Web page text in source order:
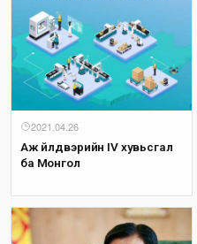
2021.04.26
Аж үйлдвэрийн IV хувьсгал
ба Монгол